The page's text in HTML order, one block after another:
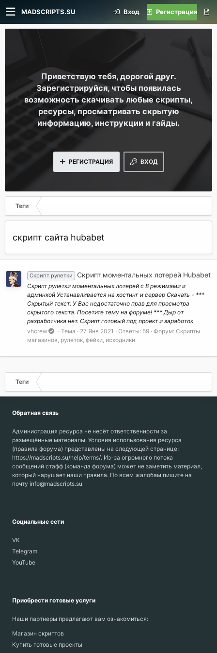
MADSCRIPTS.SU Вход Регистрация
Приветствую тебя, дорогой друг.
Зарегистрируйся, чтобы появилась
возможность скачивать любые скрипты,
ресурсы, просматривать скрытую
информацию, инструкции и гайды.
ВХОД
РЕГИСТРАЦИЯ
Теги
скрипт сайта hubabet
Скрипт рулетки Скрипт моментальных лотерей Hubabet
Скрипт рулетки моментальных лотерей с 8 режимами и
админкой Устанавливается на хостинг и сервер Скачать - ***
Скрытый текст: У Вас недостаточно прав для просмотра
скрытого текста. Посетите тему на форуме! *** Дыр от
разработчика нет. Скрипт готовый под проект и заработок
vhcrew
Тема 27 Янв 2021 Ответы: 59 Форум: Скрипты
магазинов, рулеток, фейки, исходники
Теги
Обратная связь
Администрация ресурса не несёт ответственности за
размещённые материалы. Условия использования ресурса
(правила форума) представлены на следующей странице:
https://madscripts.su/help/terms/. Из-за огромного потока
сообщений стафф (команда форума) может не заметить материал,
который нарушает наши правила. По всем жалобам пишите на
почту info@madscripts.su
Социальные сети
VK
Telegram
YouTube
Приобрести готовые услуги
Наши партнеры предлагают вам ознакомиться:
Магазин скриптов
Купить готовые проекты